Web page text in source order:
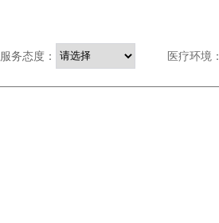
服务态度： 医疗环境：